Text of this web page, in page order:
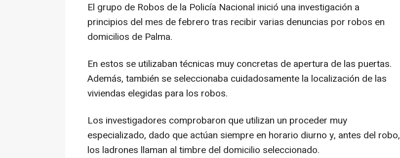
El grupo de Robos de la Policía Nacional inició una investigación a
principios del mes de febrero tras recibir varias denuncias por robos en
domicilios de Palma.
En estos se utilizaban técnicas muy concretas de apertura de las puertas.
Además, también se seleccionaba cuidadosamente la localización de las
viviendas elegidas para los robos.
Los investigadores comprobaron que utilizan un proceder muy
especializado, dado que actúan siempre en horario diurno y, antes del robo,
los ladrones llaman al timbre del domicilio seleccionado.